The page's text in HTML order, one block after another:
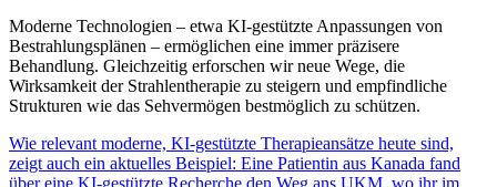
Moderne Technologien – etwa KI-gestützte Anpassungen von
Bestrahlungsplänen – ermöglichen eine immer präzisere
Behandlung. Gleichzeitig erforschen wir neue Wege, die
Wirksamkeit der Strahlentherapie zu steigern und empfindliche
Strukturen wie das Sehvermögen bestmöglich zu schützen.
Wie relevant moderne, KI-gestützte Therapieansätze heute sind,
zeigt auch ein aktuelles Beispiel: Eine Patientin aus Kanada fand